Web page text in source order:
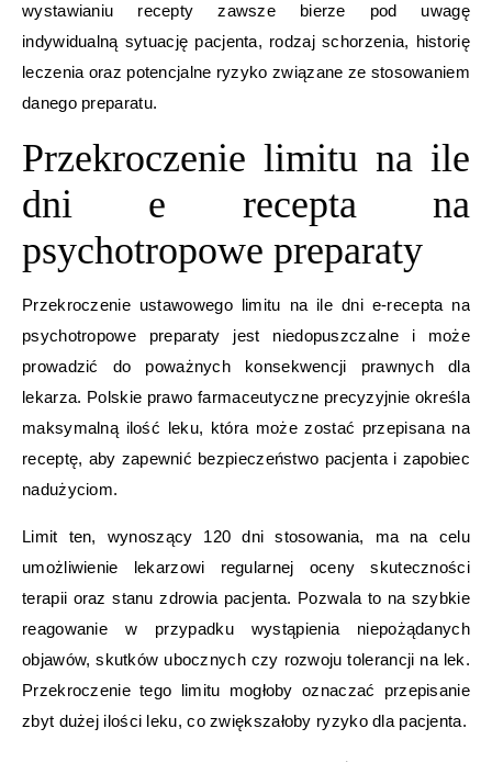
wystawianiu recepty zawsze bierze pod uwagę
indywidualną sytuację pacjenta, rodzaj schorzenia, historię
leczenia oraz potencjalne ryzyko związane ze stosowaniem
danego preparatu.
Przekroczenie limitu na ile
dni e recepta na
psychotropowe preparaty
Przekroczenie ustawowego limitu na ile dni e-recepta na
psychotropowe preparaty jest niedopuszczalne i może
prowadzić do poważnych konsekwencji prawnych dla
lekarza. Polskie prawo farmaceutyczne precyzyjnie określa
maksymalną ilość leku, która może zostać przepisana na
receptę, aby zapewnić bezpieczeństwo pacjenta i zapobiec
nadużyciom.
Limit ten, wynoszący 120 dni stosowania, ma na celu
umożliwienie lekarzowi regularnej oceny skuteczności
terapii oraz stanu zdrowia pacjenta. Pozwala to na szybkie
reagowanie w przypadku wystąpienia niepożądanych
objawów, skutków ubocznych czy rozwoju tolerancji na lek.
Przekroczenie tego limitu mogłoby oznaczać przepisanie
zbyt dużej ilości leku, co zwiększałoby ryzyko dla pacjenta.